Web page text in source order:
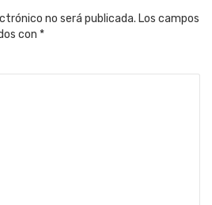
no será publicada. Los campos
con *